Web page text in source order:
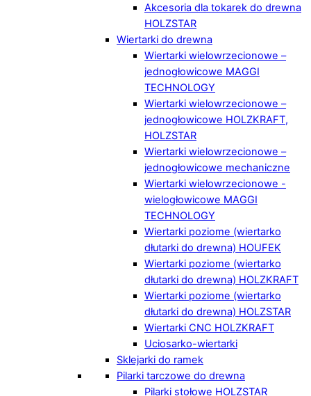
Akcesoria dla tokarek do drewna
HOLZSTAR
Wiertarki do drewna
Wiertarki wielowrzecionowe –
jednogłowicowe MAGGI
TECHNOLOGY
Wiertarki wielowrzecionowe –
jednogłowicowe HOLZKRAFT,
HOLZSTAR
Wiertarki wielowrzecionowe –
jednogłowicowe mechaniczne
Wiertarki wielowrzecionowe -
wielogłowicowe MAGGI
TECHNOLOGY
Wiertarki poziome (wiertarko
dłutarki do drewna) HOUFEK
Wiertarki poziome (wiertarko
dłutarki do drewna) HOLZKRAFT
Wiertarki poziome (wiertarko
dłutarki do drewna) HOLZSTAR
Wiertarki CNC HOLZKRAFT
Uciosarko-wiertarki
Sklejarki do ramek
Pilarki tarczowe do drewna
Pilarki stołowe HOLZSTAR